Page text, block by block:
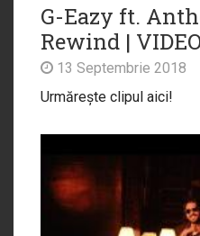
G-Eazy ft.
Rewind |
13 Septembrie 2018
Urmărește clipul aici!